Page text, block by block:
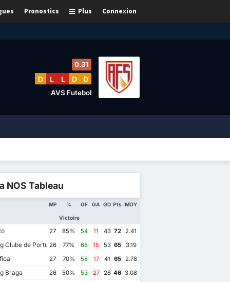
Connexion
Plus
Pronostics
0.31
D L L D D
AVS Futebol
NOS Tableau
MP %
Victoire
GF GA GD Pts MOY
27 85% 54 11 43 72
2.41
Clube de Portugal
26 77% 68 15 53 65
3.19
27 70% 58 17 41 65 2.78
Braga 26 50% 53 27 26 46 3.08